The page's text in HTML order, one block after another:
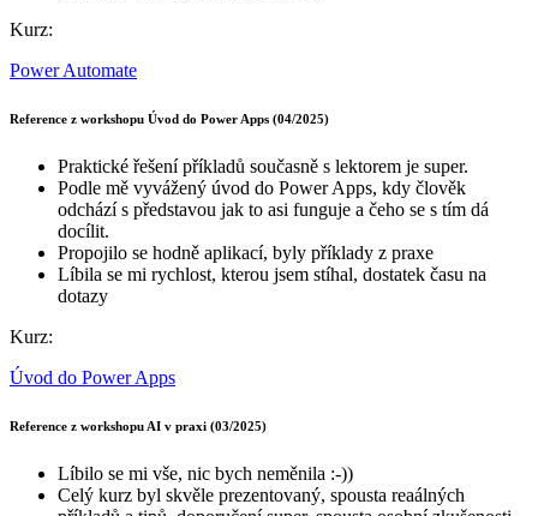
Kurz:
Power Automate
Reference z workshopu Úvod do Power Apps (04/2025)
Praktické řešení příkladů současně s lektorem je super.
Podle mě vyvážený úvod do Power Apps, kdy člověk
odchází s představou jak to asi funguje a čeho se s tím dá
docílit.
Propojilo se hodně aplikací, byly příklady z praxe
Líbila se mi rychlost, kterou jsem stíhal, dostatek času na
dotazy
Kurz:
Úvod do Power Apps
Reference z workshopu AI v praxi (03/2025)
Líbilo se mi vše, nic bych neměnila :-))
Celý kurz byl skvěle prezentovaný, spousta reaálných